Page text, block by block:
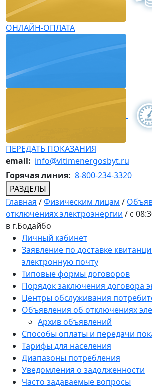
ОНЛАЙН-ОПЛАТА
ПЕРЕДАТЬ ПОКАЗАНИЯ
email: info@vitimenergosbyt.ru
Горячая линия: 8-800-234-3320
РАЗДЕЛЫ
Главная /Физическим лицам /
отключениях электроэнергии / c
в г.Бодайбо
Личный кабинет
Заявление по доставке
электронную почту
Типовые формы договоров
Порядок заключения договора
Центры обслуживания
Объявления об отключениях
Архив объявлений
Способы оплаты и передачи
Тарифы для населения
Диапазоны потребления
Уведомления о задолженности
Часто задаваемые вопросы